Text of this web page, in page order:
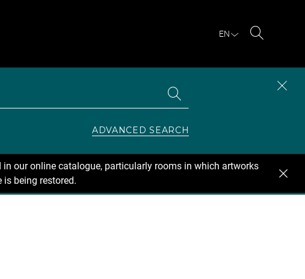
EN
ADVANCED SEARCH
our online catalogue, particularly rooms in which artworks
being restored.